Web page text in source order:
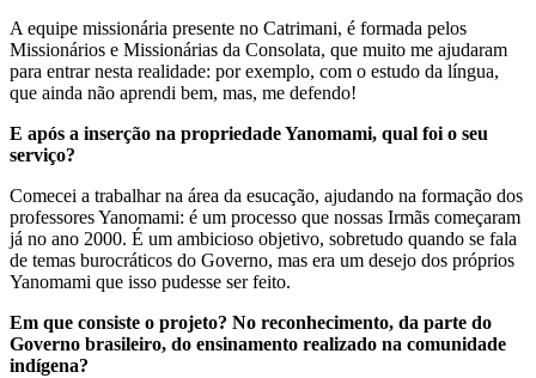
A equipe missionária presente no Catrimani, é formada pelos
Missionários e Missionárias da Consolata, que muito me ajudaram
para entrar nesta realidade: por exemplo, com o estudo da língua,
que ainda não aprendi bem, mas, me defendo!
E após a inserção na propriedade Yanomami, qual foi o seu
serviço?
Comecei a trabalhar na área da esucação, ajudando na formação dos
professores Yanomami: é um processo que nossas Irmãs começaram
já no ano 2000. É um ambicioso objetivo, sobretudo quando se fala
de temas burocráticos do Governo, mas era um desejo dos próprios
Yanomami que isso pudesse ser feito.
Em que consiste o projeto? No reconhecimento, da parte do
Governo brasileiro, do ensinamento realizado na comunidade
indígena?